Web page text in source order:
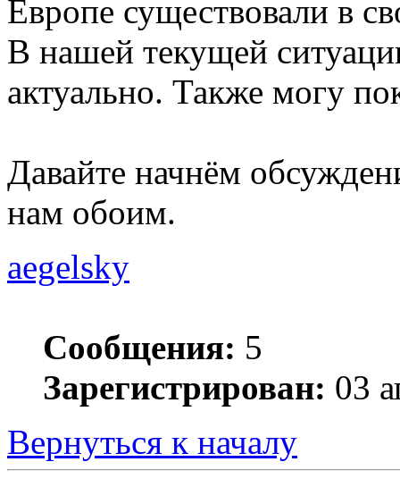
Европе существовали в
В нашей текущей
актуально. Также могу
Давайте начнём
нам обоим.
aegelsky
Сообщения: 5
Зарегистрирован: 03
Вернуться к началу